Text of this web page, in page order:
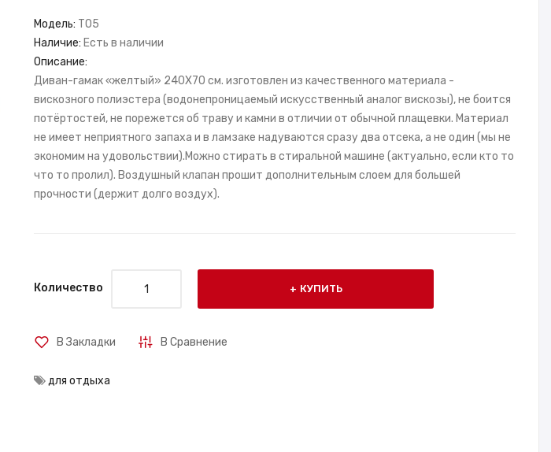
Модель: TO5
Наличие: Есть в наличии
Описание:
Диван-гамак «желтый» 240X70 см. изготовлен из качественного материала -
вискозного полиэстера (водонепроницаемый искусственный аналог вискозы), не боится
потёртостей, не порежется об траву и камни в отличии от обычной плащевки. Материал
не имеет неприятного запаха и в ламзаке надуваются сразу два отсека, а не один (мы не
экономим на удовольствии).Можно стирать в стиральной машине (актуально, если кто то
что то пролил). Воздушный клапан прошит дополнительным слоем для большей
прочности (держит долго воздух).
Количество КУПИТЬ
В Закладки В Сравнение
для отдыха